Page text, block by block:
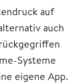
auf
auch
Systeme
eigene App.